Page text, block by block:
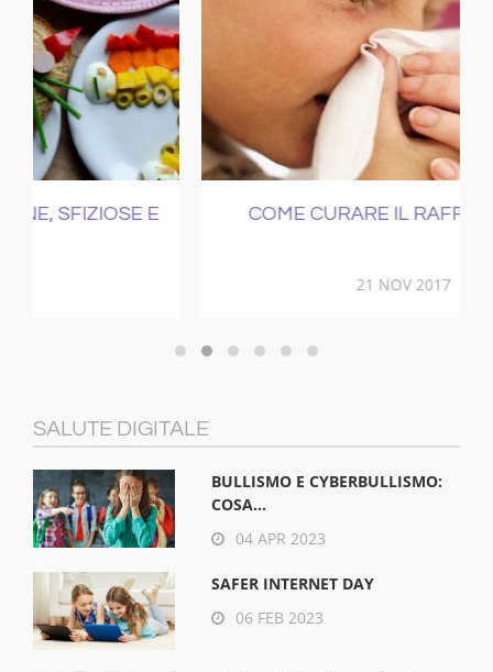
COME CURARE IL RAFFREDDORE
SALUTE DIGITALE
BULLISMO E CYBERBULLISMO:
COSA...
04 APR 2023
SAFER INTERNET DAY
06 FEB 2023